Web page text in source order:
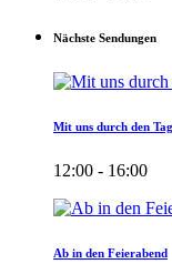
Nächste Sendungen
Mit uns durch den Tag
12:00 - 16:00
Ab in den Feierabend